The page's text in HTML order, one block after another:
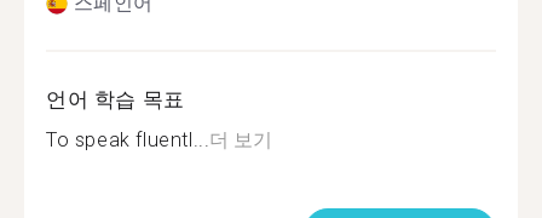
언어 학습 목표
To speak fluentl...더 보기